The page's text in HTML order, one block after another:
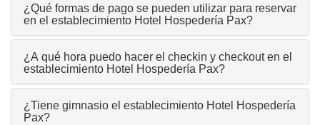
¿Qué formas de pago se pueden utilizar para reservar
en el establecimiento Hotel Hospedería Pax?
¿A qué hora puedo hacer el checkin y checkout en el
establecimiento Hotel Hospedería Pax?
¿Tiene gimnasio el establecimiento Hotel Hospedería
Pax?